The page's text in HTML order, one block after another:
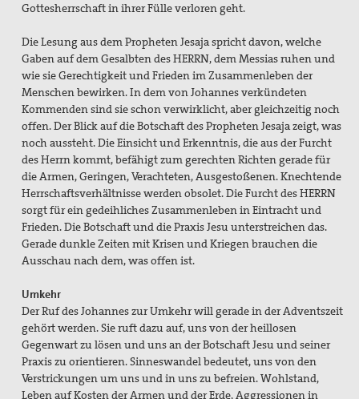
Gottesherrschaft in ihrer Fülle verloren geht.
Die Lesung aus dem Propheten Jesaja spricht davon, welche
Gaben auf dem Gesalbten des HERRN, dem Messias ruhen und
wie sie Gerechtigkeit und Frieden im Zusammenleben der
Menschen bewirken. In dem von Johannes verkündeten
Kommenden sind sie schon verwirklicht, aber gleichzeitig noch
offen. Der Blick auf die Botschaft des Propheten Jesaja zeigt, was
noch aussteht. Die Einsicht und Erkenntnis, die aus der Furcht
des Herrn kommt, befähigt zum gerechten Richten gerade für
die Armen, Geringen, Verachteten, Ausgestoßenen. Knechtende
Herrschaftsverhältnisse werden obsolet. Die Furcht des HERRN
sorgt für ein gedeihliches Zusammenleben in Eintracht und
Frieden. Die Botschaft und die Praxis Jesu unterstreichen das.
Gerade dunkle Zeiten mit Krisen und Kriegen brauchen die
Ausschau nach dem, was offen ist.
Umkehr
Der Ruf des Johannes zur Umkehr will gerade in der Adventszeit
gehört werden. Sie ruft dazu auf, uns von der heillosen
Gegenwart zu lösen und uns an der Botschaft Jesu und seiner
Praxis zu orientieren. Sinneswandel bedeutet, uns von den
Verstrickungen um uns und in uns zu befreien. Wohlstand,
Leben auf Kosten der Armen und der Erde, Aggressionen in